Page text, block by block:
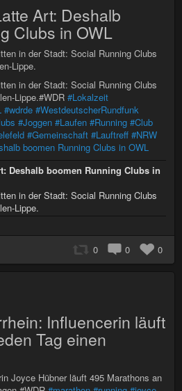
Art: Deshalb
Clubs in OWL
in der Stadt: Social Running Clubs
Lippe.
in der Stadt: Social Running Clubs
Lippe.#WDR #Lokalzeit
#wdrde #WestdeutscherRundfunk
#Joggen #Laufen #Running #Club
#Gemeinschaft #Lauftreff #NRW
boomen Running Clubs in OWL
Deshalb boomen Running Clubs in
in der Stadt: Social Running Clubs
Lippe.
0 0 0
Influencerin läuft
Tag einen
Joyce Hübner läuft 495 Marathons an